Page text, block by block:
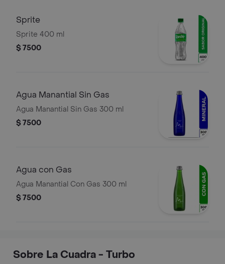
Sprite
Sprite 400 ml
$ 7500
Agua Manantial Sin Gas
Agua Manantial Sin Gas 300 ml
$ 7500
Agua con Gas
Agua Manantial Con Gas 300 ml
$ 7500
Sobre La Cuadra - Turbo